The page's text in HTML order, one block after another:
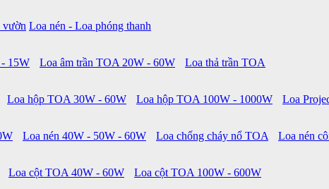
vườn Loa nén - Loa phóng thanh
15W Loa âm trần TOA 20W - 60W
Loa thả trần TOA
Loa hộp TOA 30W - 60W Loa hộp TOA 100W - 1000W Loa
Loa nén 40W - 50W - 60W Loa chống cháy nổ TOA
Loa nén
Loa cột TOA 40W - 60W
Loa cột TOA 100W - 600W